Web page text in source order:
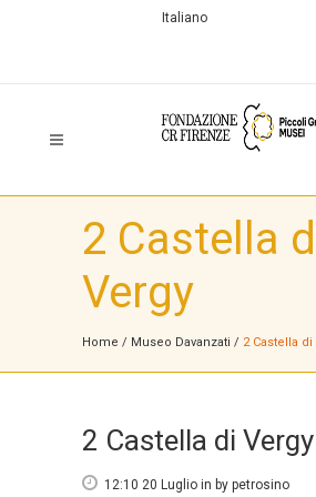
Italiano
2 Castella
Vergy
Home / Museo Davanzati / 2 Castella di
2 Castella di Vergy
12:10 20 Luglio in by petrosino